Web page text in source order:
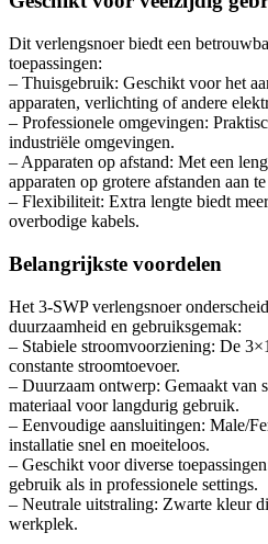
Dit verlengsnoer biedt een
toepassingen:
– Thuisgebruik: Geschikt voor het
apparaten, verlichting of andere
– Professionele omgevingen:
industriële omgevingen.
– Apparaten op afstand: Met een
apparaten op grotere afstanden aan
– Flexibiliteit: Extra lengte biedt
overbodige kabels.
Belangrijkste voordelen
Het 3-SWP verlengsnoer
duurzaamheid en gebruiksgemak:
– Stabiele stroomvoorziening: De
constante stroomtoevoer.
– Duurzaam ontwerp: Gemaakt van
materiaal voor langdurig gebruik.
– Eenvoudige aansluitingen: Male/
installatie snel en moeiteloos.
– Geschikt voor diverse
gebruik als in professionele settings.
– Neutrale uitstraling: Zwarte kleur
werkplek.